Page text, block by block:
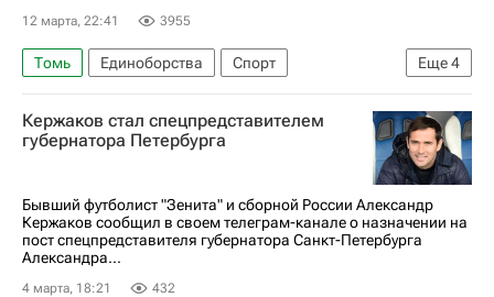
12 марта, 22:41 3955
Еще4
Томь Единоборства
Спорт
Фёдор Кудряшов
Камил Гаджиев
Химки
Спартак Москва
Кержаков стал спецпредставителем
губернатора Петербурга
Бывший футболист "Зенита" и сборной России Александр
Кержаков сообщил в своем телеграм-канале о назначении на
пост спецпредставителя губернатора Санкт-Петербурга
Александра...
4 марта, 18:21 432